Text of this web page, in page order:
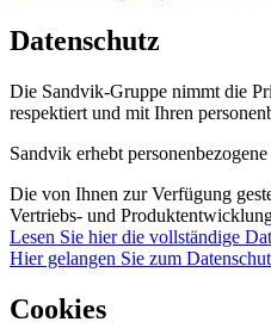
Datenschutz
Die Sandvik-Gruppe nimmt die
respektiert und mit Ihren
Sandvik erhebt
Die von Ihnen zur Verfügung
Vertriebs- und
Lesen Sie hier die vollständige
Hier gelangen Sie zum
Cookies